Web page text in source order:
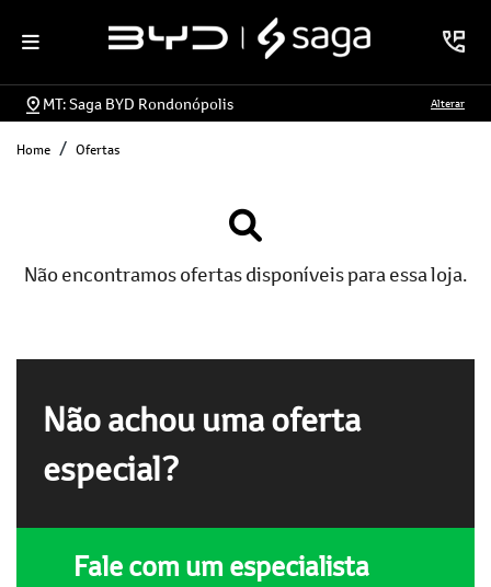
MT: Saga BYD Rondonópolis Alterar
Home Ofertas
Não encontramos ofertas disponíveis para essa loja.
Não achou uma oferta
especial?
Fale com um especialista